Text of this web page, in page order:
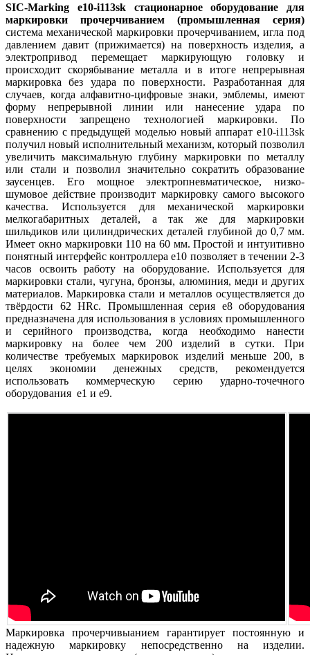
SIC-Marking e10-i113sk стационарное оборудование для
маркировки прочерчиванием (промышленная серия)
система механической маркировки прочерчиванием, игла под
давлением давит (прижимается) на поверхность изделия, а
электропривод перемещает маркирующую головку и
происходит скорябывание металла и в итоге непрерывная
маркировка без удара по поверхности. Разработанная для
случаев, когда алфавитно-цифровые знаки, эмблемы, имеют
форму непрерывной линии или нанесение удара по
поверхности запрещено технологией маркировки. По
сравнению с предыдущей моделью новый аппарат e10-i113sk
получил новый исполнительный механизм, который позволил
увеличить максимальную глубину маркировки по металлу
или стали и позволил значительно сократить образование
заусенцев. Его мощное электропневматическое, низко-
шумовое действие производит маркировку самого высокого
качества. Используется для механической маркировки
мелкогабаритных деталей, а так же для маркировки
шильдиков или цилиндрических деталей глубиной до 0,7 мм.
Имеет окно маркировки 110 на 60 мм. Простой и интуитивно
понятный интерфейс контроллера e10 позволяет в течении 2-3
часов освоить работу на оборудование. Используется для
маркировки стали, чугуна, бронзы, алюминия, меди и других
материалов. Маркировка стали и металлов осуществляется до
твёрдости 62 HRc. Промышленная серия e8 оборудования
предназначена для использования в условиях промышленного
и серийного производства, когда необходимо нанести
маркировку на более чем 200 изделий в сутки. При
количестве требуемых маркировок изделий меньше 200, в
целях экономии денежных средств, рекомендуется
использовать коммерческую серию ударно-точечного
оборудования е1 и e9.
Маркировка прочерчивыанием гарантирует постоянную и
надежную маркировку непосредственно на изделии.